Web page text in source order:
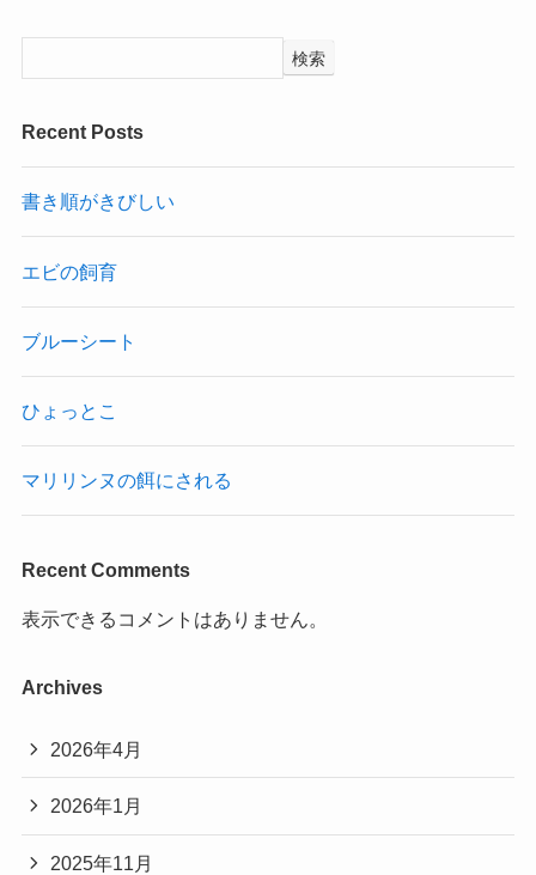
検索
Recent Posts
書き順がきびしい
エビの飼育
ブルーシート
ひょっとこ
マリリンヌの餌にされる
Recent Comments
表示できるコメントはありません。
Archives
2026年4月
2026年1月
2025年11月